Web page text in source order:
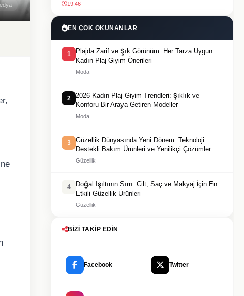
19:46
EN ÇOK OKUNANLAR
1
Plajda Zarif ve Şık Görünüm: Her Tarza Uygun
Kadın Plaj Giyim Önerileri
Moda
2
2026 Kadın Plaj Giyim Trendleri: Şıklık ve
Konforu Bir Araya Getiren Modeller
Moda
3
Güzellik Dünyasında Yeni Dönem: Teknoloji
Destekli Bakım Ürünleri ve Yenilikçi Çözümler
Güzellik
4
Doğal Işıltının Sırrı: Cilt, Saç ve Makyaj İçin En
Etkili Güzellik Ürünleri
Güzellik
BIZI TAKIP EDIN
Facebook Twitter